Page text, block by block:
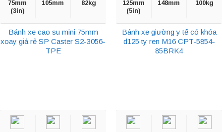
75mm
(3in)
105mm 82kg
Bánh xe cao su mini 75mm
xoay giá rẻ SP Caster S2-3056-
TPE
125mm
(5in)
148mm 100kg
Bánh xe giường y tế có khóa
d125 ty ren M16 CPT-5854-
85BRK4